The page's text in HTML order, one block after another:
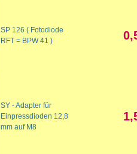
SP 126 ( Fotodiode
RFT = BPW 41 )
SY - Adapter für
Einpressdioden 12,8
mm auf M8